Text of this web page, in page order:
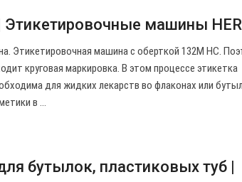
машины
Этикетировочная машина с оберткой 132M HC.
круговая маркировка. В этом процессе этикетка
для жидких лекарств во флаконах или
в ...
бутылок, пластиковых туб |